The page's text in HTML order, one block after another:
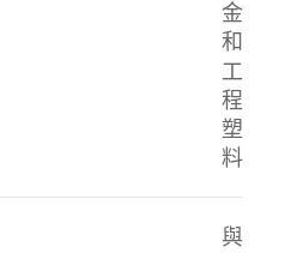
金
和
工
程
塑
料
與